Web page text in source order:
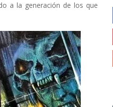
a la generación de los que